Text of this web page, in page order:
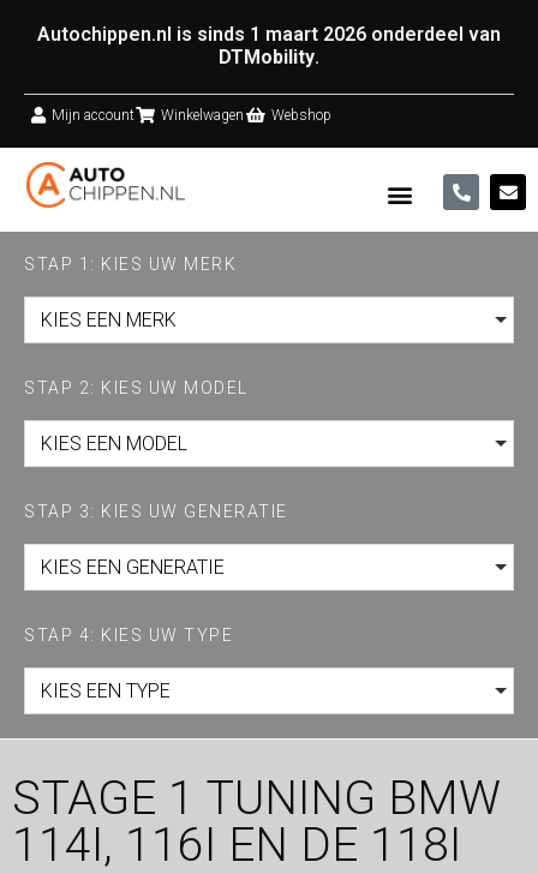
Autochippen.nl is sinds 1 maart 2026 onderdeel van
DTMobility.
Mijn account Winkelwagen Webshop
STAP 1: KIES UW MERK
KIES EEN MERK
STAP 2: KIES UW MODEL
KIES EEN MODEL
STAP 3: KIES UW GENERATIE
KIES EEN GENERATIE
STAP 4: KIES UW TYPE
KIES EEN TYPE
STAGE 1 TUNING BMW
114I, 116I EN DE 118I